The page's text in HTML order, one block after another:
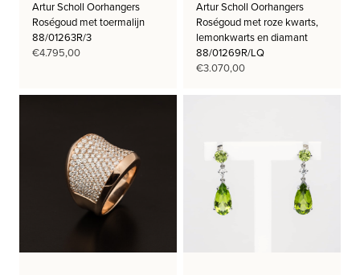
Artur Scholl Oorhangers
Roségoud met toermalijn
88/01263R/3
€4.795,00
Artur Scholl Oorhangers
Roségoud met roze kwarts,
lemonkwarts en diamant
88/01269R/LQ
€3.070,00